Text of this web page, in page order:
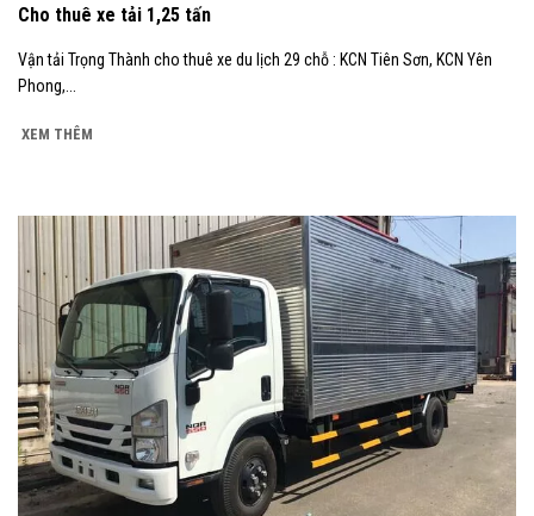
Cho thuê xe tải 1,25 tấn
Vận tải Trọng Thành cho thuê xe du lịch 29 chỗ : KCN Tiên Sơn, KCN Yên
Phong,...
XEM THÊM